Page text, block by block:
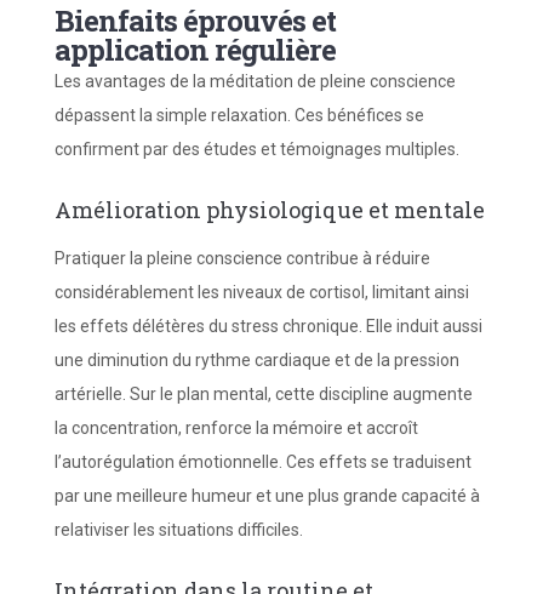
Bienfaits éprouvés et
application régulière
Les avantages de la méditation de pleine conscience
dépassent la simple relaxation. Ces bénéfices se
confirment par des études et témoignages multiples.
Amélioration physiologique et mentale
Pratiquer la pleine conscience contribue à réduire
considérablement les niveaux de cortisol, limitant ainsi
les effets délétères du stress chronique. Elle induit aussi
une diminution du rythme cardiaque et de la pression
artérielle. Sur le plan mental, cette discipline augmente
la concentration, renforce la mémoire et accroît
l’autorégulation émotionnelle. Ces effets se traduisent
par une meilleure humeur et une plus grande capacité à
relativiser les situations difficiles.